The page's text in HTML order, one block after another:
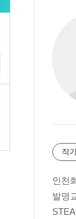
작
인천
발명